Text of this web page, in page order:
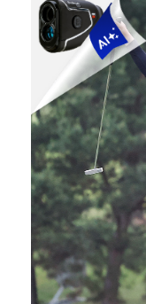
[ST포토]
[ST포토]